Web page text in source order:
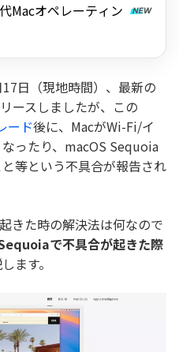
Macオペレーティン
日（現地時間）、最新の
ースしましたが、この
ード後に、MacがWi-Fi/イ
ったり、macOS Sequoia
等という不具合が報告され
きた時の解決法は何なので
で不具合が起きた際
ます。